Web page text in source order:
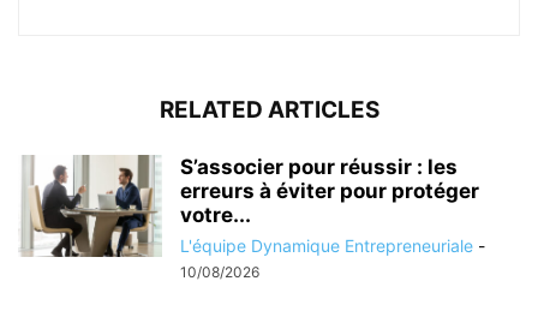
RELATED ARTICLES
S’associer pour réussir : les
erreurs à éviter pour protéger
votre...
L'équipe Dynamique Entrepreneuriale -
10/08/2026